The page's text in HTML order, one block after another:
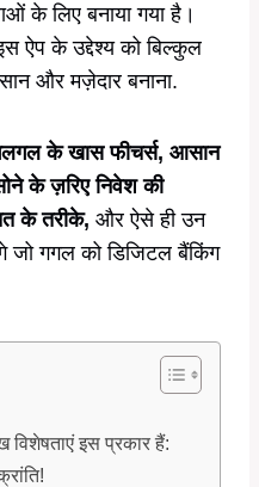
के लिए बनाया गया है।
ऐप के उद्देश्य को बिल्कुल
और मज़ेदार बनाना.
के खास फीचर्स, आसान
के ज़रिए निवेश की
के तरीके, और ऐसे ही उन
जो गगल को डिजिटल बैंकिंग
इस प्रकार हैं: